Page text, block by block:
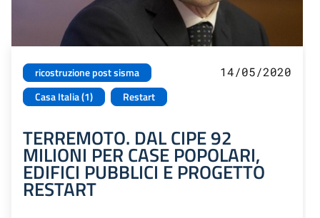
ricostruzione post sisma
Casa Italia (1)
Restart
14/05/2020
TERREMOTO. DAL CIPE 92
MILIONI PER CASE POPOLARI,
EDIFICI PUBBLICI E PROGETTO
RESTART